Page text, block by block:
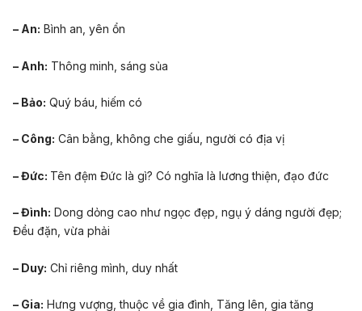
– An: Bình an, yên ổn
– Anh: Thông minh, sáng sủa
– Bảo: Quý báu, hiếm có
– Công: Cân bằng, không che giấu, người có địa vị
– Đức: Tên đệm Đức là gì? Có nghĩa là lương thiện, đạo đức
– Đình: Dong dỏng cao như ngọc đẹp, ngụ ý dáng người đẹp;
Đều đặn, vừa phải
– Duy: Chỉ riêng mình, duy nhất
– Gia: Hưng vượng, thuộc về gia đình, Tăng lên, gia tăng